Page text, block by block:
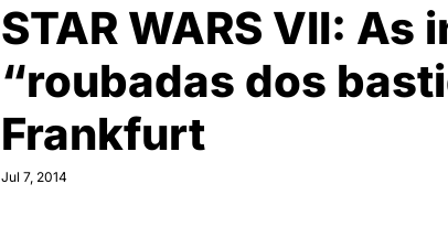
STAR WARS VII:
“roubadas dos
Frankfurt
Jul 7, 2014